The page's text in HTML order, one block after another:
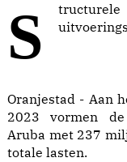
Structurele vertraging Arubaanse
Oranjestad - Aan
2023 vormen
Aruba met 237
totale lasten.